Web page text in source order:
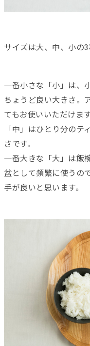
サイズは大、中、小の3
一番小さな「小」は、
ちょうど良い大きさ。
てもお使いいただけます
「中」はひとり分のテ
さです。
一番大きな「大」は飯
盆として頻繁に使うの
手が良いと思います。